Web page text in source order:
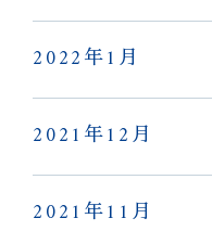
2022年1月
2021年12月
2021年11月